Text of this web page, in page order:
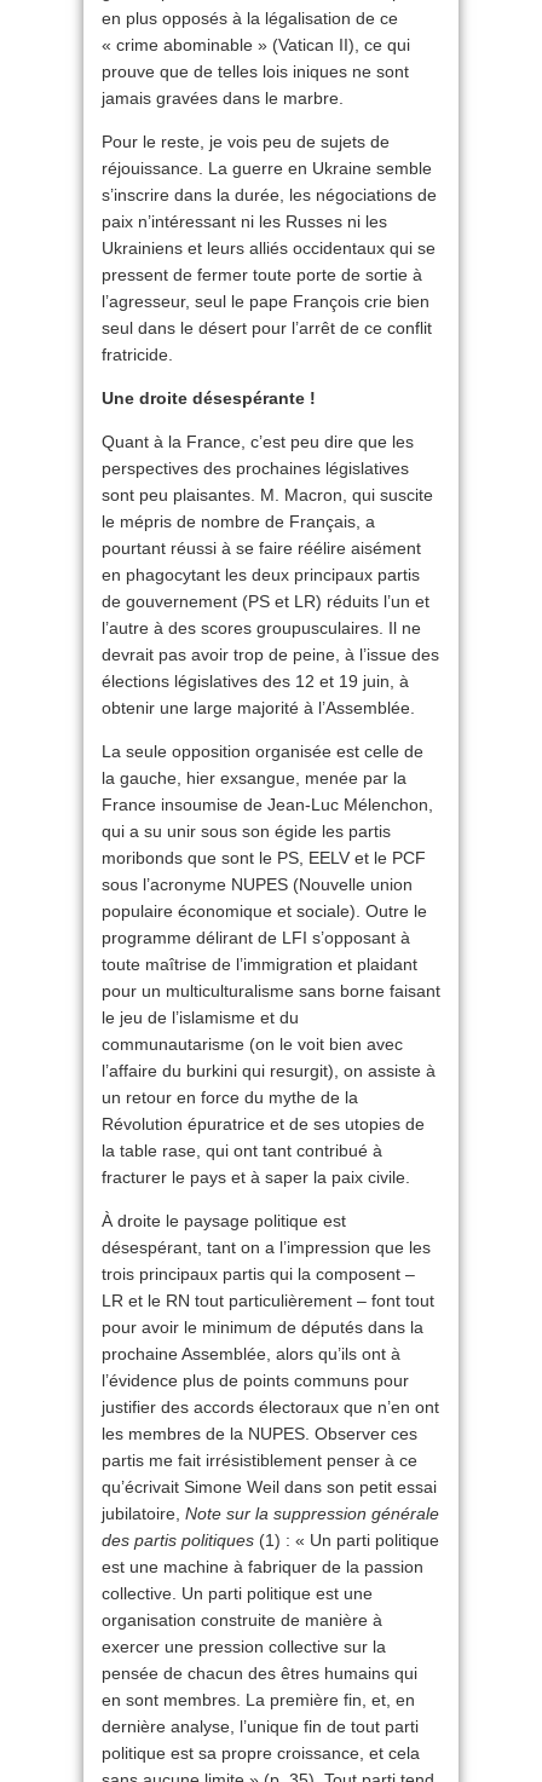
en plus opposés à la légalisation de ce
« crime abominable » (Vatican II), ce qui
prouve que de telles lois iniques ne sont
jamais gravées dans le marbre.
Pour le reste, je vois peu de sujets de
réjouissance. La guerre en Ukraine semble
s’inscrire dans la durée, les négociations de
paix n’intéressant ni les Russes ni les
Ukrainiens et leurs alliés occidentaux qui se
pressent de fermer toute porte de sortie à
l’agresseur, seul le pape François crie bien
seul dans le désert pour l’arrêt de ce conflit
fratricide.
Une droite désespérante !
Quant à la France, c’est peu dire que les
perspectives des prochaines législatives
sont peu plaisantes. M. Macron, qui suscite
le mépris de nombre de Français, a
pourtant réussi à se faire réélire aisément
en phagocytant les deux principaux partis
de gouvernement (PS et LR) réduits l’un et
l’autre à des scores groupusculaires. Il ne
devrait pas avoir trop de peine, à l’issue des
élections législatives des 12 et 19 juin, à
obtenir une large majorité à l’Assemblée.
La seule opposition organisée est celle de
la gauche, hier exsangue, menée par la
France insoumise de Jean-Luc Mélenchon,
qui a su unir sous son égide les partis
moribonds que sont le PS, EELV et le PCF
sous l’acronyme NUPES (Nouvelle union
populaire économique et sociale). Outre le
programme délirant de LFI s’opposant à
toute maîtrise de l’immigration et plaidant
pour un multiculturalisme sans borne faisant
le jeu de l’islamisme et du
communautarisme (on le voit bien avec
l’affaire du burkini qui resurgit), on assiste à
un retour en force du mythe de la
Révolution épuratrice et de ses utopies de
la table rase, qui ont tant contribué à
fracturer le pays et à saper la paix civile.
À droite le paysage politique est
désespérant, tant on a l’impression que les
trois principaux partis qui la composent –
LR et le RN tout particulièrement – font tout
pour avoir le minimum de députés dans la
prochaine Assemblée, alors qu’ils ont à
l’évidence plus de points communs pour
justifier des accords électoraux que n’en ont
les membres de la NUPES. Observer ces
partis me fait irrésistiblement penser à ce
qu’écrivait Simone Weil dans son petit essai
jubilatoire, Note sur la suppression générale
des partis politiques (1) : « Un parti politique
est une machine à fabriquer de la passion
collective. Un parti politique est une
organisation construite de manière à
exercer une pression collective sur la
pensée de chacun des êtres humains qui
en sont membres. La première fin, et, en
dernière analyse, l’unique fin de tout parti
politique est sa propre croissance, et cela